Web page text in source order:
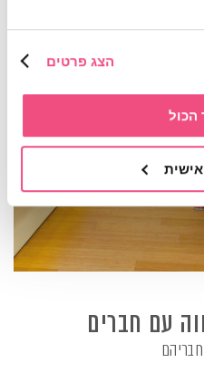
הצג פרטים
הכול
עם חברים